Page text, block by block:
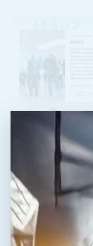
NEUIGKEITEN
März-
Im März steht uns
Messe in Brünn
unterwegs? Lasse...